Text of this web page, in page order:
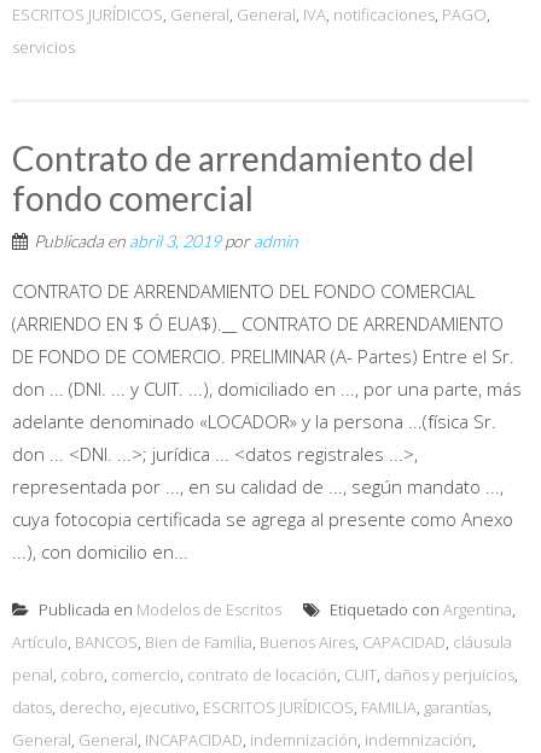
ESCRITOS JURÍDICOS, General, General, IVA, notificaciones, PAGO,
servicios
Contrato de arrendamiento del
fondo comercial
Publicada en abril 3, 2019poradmin
CONTRATO DE ARRENDAMIENTO DEL FONDO COMERCIAL
(ARRIENDO EN $ Ó EUA$).__ CONTRATO DE ARRENDAMIENTO
DE FONDO DE COMERCIO. PRELIMINAR (A- Partes) Entre el Sr.
don ... (DNI. ... y CUIT. ...), domiciliado en ..., por una parte, más
adelante denominado «LOCADOR» y la persona ...(física Sr.
don ... <DNI. ...>; jurídica ... <datos registrales ...>,
representada por ..., en su calidad de ..., según mandato ...,
cuya fotocopia certificada se agrega al presente como Anexo
...), con domicilio en...
Publicada en Modelos de Escritos Etiquetado con Argentina,
Artículo, BANCOS, Bien de Familia, Buenos Aires, CAPACIDAD, cláusula
penal, cobro, comercio, contrato de locación, CUIT, daños y perjuicios,
datos, derecho, ejecutivo, ESCRITOS JURÍDICOS, FAMILIA, garantías,
General, General, INCAPACIDAD, indemnización, indemnización,